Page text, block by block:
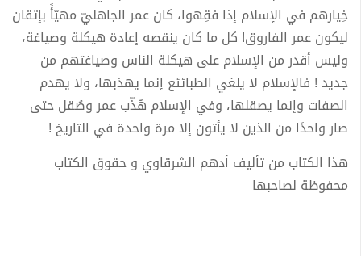
خِيارهم في الإسلام إذا فقِهوا، كان عمر الجاهليّ مهيّأً بإتقان
ليكون عمر الفاروق! كل ما كان ينقصه إعادة هيكلة وصياغة،
وليس أقدر من الإسلام على هيكلة الناس وصياغتهم من
جديد ! فالإسلام لا يلغي الطبائئع إنما يهذبها، ولا يهدم
الصفات وإنما يصقلها، وفي الإسلام هُذّب عمر وصُقل حتى
صار واحدًا من الذين لا يأتون إلا مرة واحدة في التاريخ !
هذا الكتاب من تأليف أدهم الشرقاوي و حقوق الكتاب
محفوظة لصاحبها